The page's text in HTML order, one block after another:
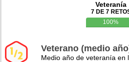
Veteranía
7 DE 7
100%
Veterano (medio
Medio año de veteranía en